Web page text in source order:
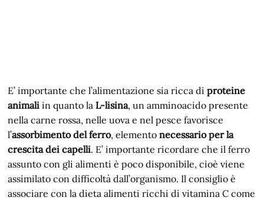
E’ importante che l’alimentazione sia ricca diproteine
animali in quanto laL-lisina, un amminoacido presente
nella carne rossa, nelle uova e nel pesce favorisce
l’assorbimento del ferro, elementonecessario per la
crescita dei capelli. E’ importante ricordare che il ferro
assunto con gli alimenti è poco disponibile, cioè viene
assimilato con difficoltà dall’organismo. Il consiglio è
associare con la dieta alimenti ricchi di vitamina C come